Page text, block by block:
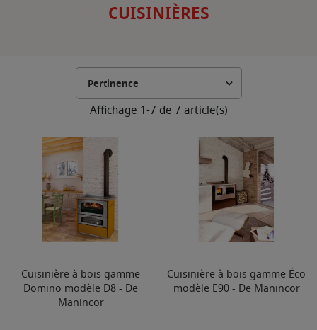
CUISINIÈRES
Affichage 1-7 de 7 article(s)
Cuisinière à bois gamme
Domino modèle D8 - De
Manincor
Cuisinière à bois gamme Éco
modèle E90 - De Manincor